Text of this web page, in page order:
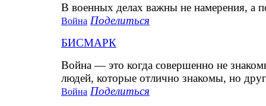
В военных делах важны не намерения, а
Война Поделиться
БИСМАРК
Война — это когда совершенно не
людей, которые отлично знакомы, но
Война Поделиться